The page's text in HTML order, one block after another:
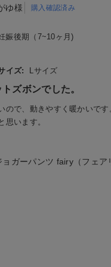
ゆ様 購入確認済み
娠後期（7~10ヶ月)
イズ:
Lサイズ
ズボンでした。
ので、動きやすく暖かいで
思います。
ョガーパンツ fairy（フェ